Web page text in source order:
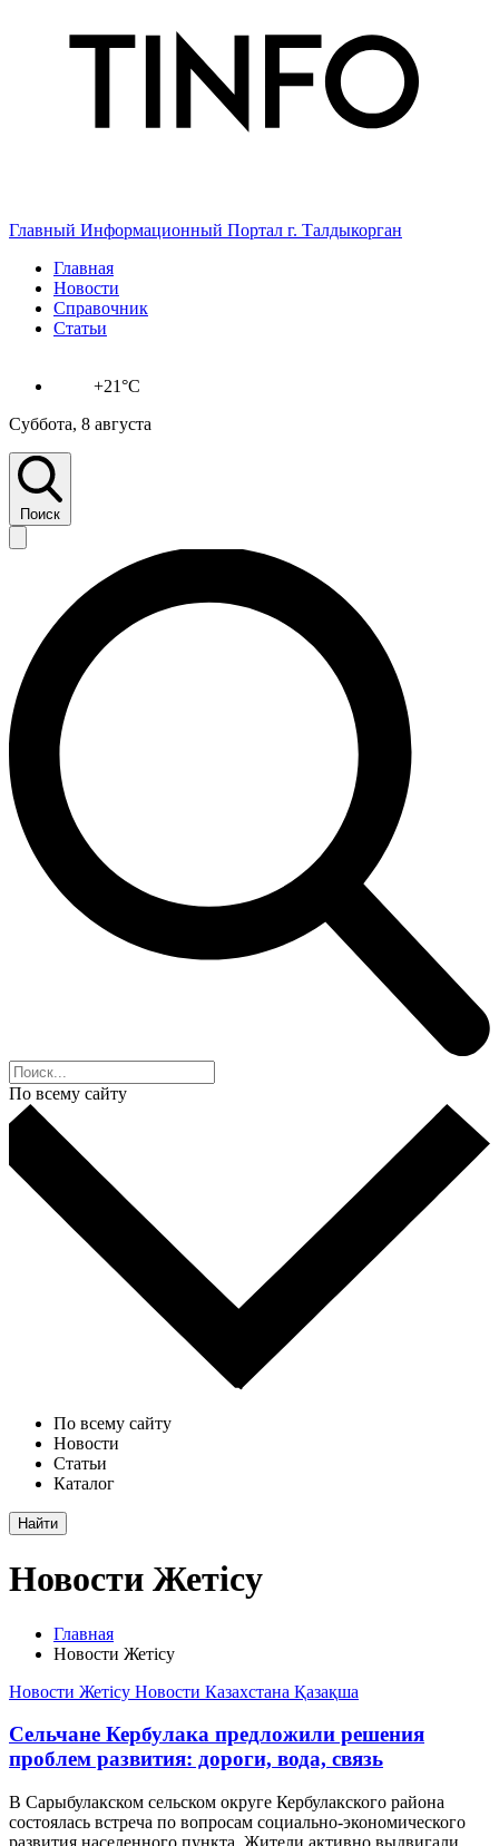
Главный Информационный Портал г. Талдыкорган
Главная
Новости
Справочник
Статьи
+21°C
Суббота, 8 августа
Поиск
По всему сайту
По всему сайту
Новости
Статьи
Каталог
Найти
Новости Жетісу
Главная
Новости Жетісу
Новости Жетісу Новости Казахстана Қазақша
Сельчане Кербулака предложили решения
проблем развития: дороги, вода, связь
В Сарыбулакском сельском округе Кербулакского района
состоялась встреча по вопросам социально-экономического
развития населенного пункта. Жители активно выдвигали